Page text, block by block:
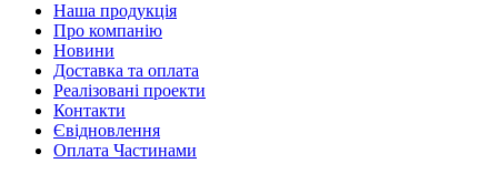
Наша продукція
Про компанію
Новини
Доставка та оплата
Реалізовані проекти
Контакти
Євідновлення
Оплата Частинами